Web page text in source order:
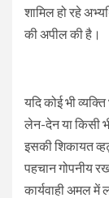
शामिल हो रहे
की अपील की है।
यदि कोई भी
लेन-देन या किसी
इसकी शिकायत
पहचान गोपनीय
कार्यवाही अमल में